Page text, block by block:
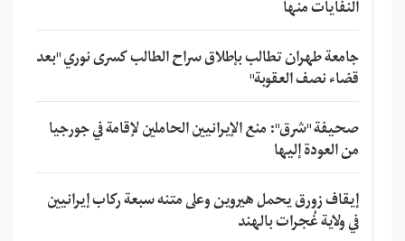
النفايات منها
جامعة طهران تطالب بإطلاق سراح الطالب كسرى نوري "بعد
قضاء نصف العقوبة"
صحيفة "شرق": منع الإيرانيين الحاملين لإقامة في جورجيا
من العودة إليها
إيقاف زورق يحمل هيروين وعلى متنه سبعة ركاب إيرانيين
في ولاية غُجرات بالهند